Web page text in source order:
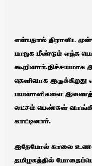
என்பதால் திராவிட
பாஜக மீண்டும் எந்த
கூறினார்.நிச்சயமாக
தெளிவாக
பயனாளிகளை
லட்சம் பெண்கள்
காட்டினார்.
இதேபோல் காலை உணவு
தமிழகத்தில்